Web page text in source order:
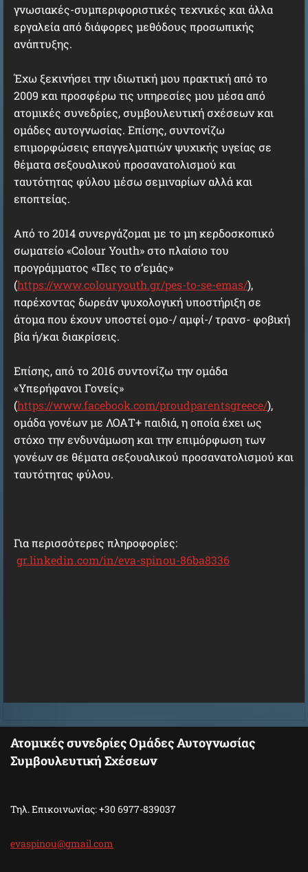
γνωσιακές-συμπεριφοριστικές τεχνικές και άλλα
εργαλεία από διάφορες μεθόδους προσωπικής
ανάπτυξης.
Έχω ξεκινήσει την ιδιωτική μου πρακτική από το
2009 και προσφέρω τις υπηρεσίες μου μέσα από
ατομικές συνεδρίες, συμβουλευτική σχέσεων και
ομάδες αυτογνωσίας. Επίσης, συντονίζω
επιμορφώσεις επαγγελματιών ψυχικής υγείας σε
θέματα σεξουαλικού προσανατολισμού και
ταυτότητας φύλου μέσω σεμιναρίων αλλά και
εποπτείας.
Από το 2014 συνεργάζομαι με το μη κερδοσκοπικό
σωματείο «Colour Youth» στο πλαίσιο του
προγράμματος «Πες το σ’εμάς»
(https://www.colouryouth.gr/pes-to-se-emas/),
παρέχοντας δωρεάν ψυχολογική υποστήριξη σε
άτομα που έχουν υποστεί ομο-/ αμφί-/ τρανσ- φοβική
βία ή/και διακρίσεις.
Επίσης, από το 2016 συντονίζω την ομάδα
«Υπερήφανοι Γονείς»
(https://www.facebook.com/proudparentsgreece/),
ομάδα γονέων με ΛΟΑΤ+ παιδιά, η οποία έχει ως
στόχο την ενδυνάμωση και την επιμόρφωση των
γονέων σε θέματα σεξουαλικού προσανατολισμού και
ταυτότητας φύλου.
Για περισσότερες πληροφορίες:
gr.linkedin.com/in/eva-spinou-86ba8336
Ατομικές συνεδρίες Ομάδες Αυτογνωσίας
Συμβουλευτική Σχέσεων
Τηλ. Επικοινωνίας: +30 6977-839037
evaspinou@gmail.com